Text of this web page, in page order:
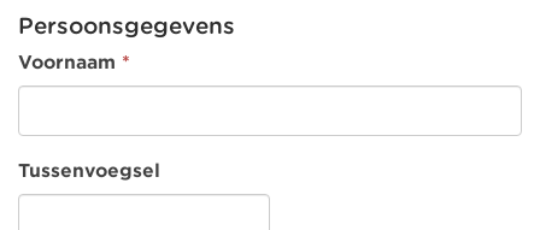
Persoonsgegevens
Voornaam *
Tussenvoegsel